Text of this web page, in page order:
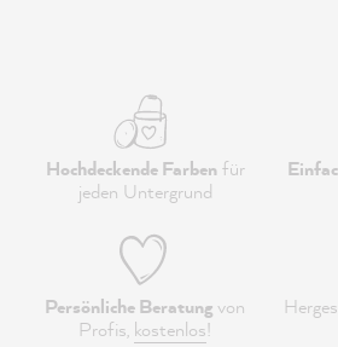
Hochdeckende Farbenfür
jeden Untergrund
Persönliche Beratungvon
Profis, kostenlos!